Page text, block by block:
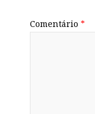
Comentário *